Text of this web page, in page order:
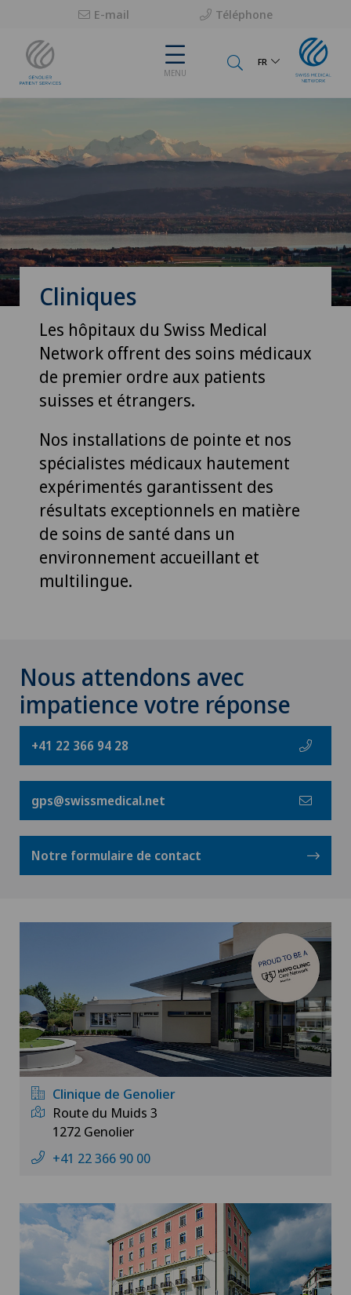
E-mail Téléphone
MENU
FR
Cliniques
Les hôpitaux du Swiss Medical
Network offrent des soins médicaux
de premier ordre aux patients
suisses et étrangers.
Nos installations de pointe et nos
spécialistes médicaux hautement
expérimentés garantissent des
résultats exceptionnels en matière
de soins de santé dans un
environnement accueillant et
multilingue.
Nous attendons avec
impatience votre réponse
+41 22 366 94 28
gps@swissmedical.net
Notre formulaire de contact
Clinique de Genolier
Route du Muids 3
1272 Genolier
+41 22 366 90 00